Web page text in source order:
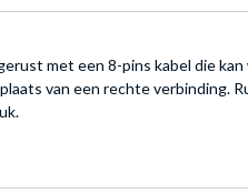
met een 8-pins kabel die
van een rechte verbinding.